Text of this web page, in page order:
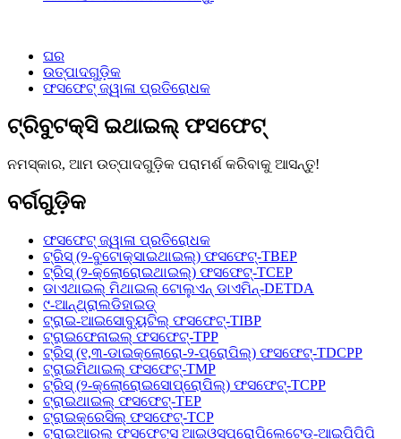
ଘର
ଉତ୍ପାଦଗୁଡ଼ିକ
ଫସଫେଟ୍ ଜ୍ୱାଳା ପ୍ରତିରୋଧକ
ଟ୍ରିବୁଟକ୍ସି ଇଥାଇଲ୍ ଫସଫେଟ୍
ନମସ୍କାର, ଆମ ଉତ୍ପାଦଗୁଡ଼ିକ ପରାମର୍ଶ କରିବାକୁ ଆସନ୍ତୁ!
ବର୍ଗଗୁଡ଼ିକ
ଫସଫେଟ୍ ଜ୍ୱାଳା ପ୍ରତିରୋଧକ
ଟ୍ରିସ୍ (୨-ବୁଟୋକ୍ସାଇଥାଇଲ୍) ଫସଫେଟ୍-TBEP
ଟ୍ରିସ୍ (୨-କ୍ଲୋରୋଇଥାଇଲ୍) ଫସଫେଟ୍-TCEP
ଡାଏଥାଇଲ୍ ମିଥାଇଲ୍ ଟୋଲୁଏନ୍ ଡାଏମିନ୍-DETDA
୯-ଆନ୍ଥ୍ରାଲଡିହାଇଡ୍
ଟ୍ରାଇ-ଆଇସୋବ୍ୟୁଟିଲ୍ ଫସଫେଟ୍-TIBP
ଟ୍ରାଇଫେନାଇଲ୍ ଫସଫେଟ୍-TPP
ଟ୍ରିସ୍ (୧,୩-ଡାଇକ୍ଲୋରୋ-୨-ପ୍ରୋପିଲ୍) ଫସଫେଟ୍-TDCPP
ଟ୍ରାଇମିଥାଇଲ୍ ଫସଫେଟ୍-TMP
ଟ୍ରିସ୍ (୨-କ୍ଲୋରୋଇସୋପ୍ରୋପିଲ୍) ଫସଫେଟ୍-TCPP
ଟ୍ରାଇଥାଇଲ୍ ଫସଫେଟ୍-TEP
ଟ୍ରାଇକ୍ରେସିଲ୍ ଫସଫେଟ୍-TCP
ଟ୍ରାଇଆରଲ୍ ଫସଫେଟ୍ସ ଆଇଓସ୍ପ୍ରୋପିଲେଟେଡ୍-ଆଇପିପିପି